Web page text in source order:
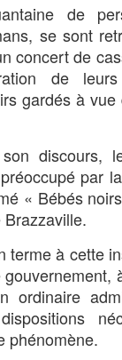
de
se sont
concert de
de
gardés à
discours,
par
« Bébés
terme à cette
ordinaire
phénomène.